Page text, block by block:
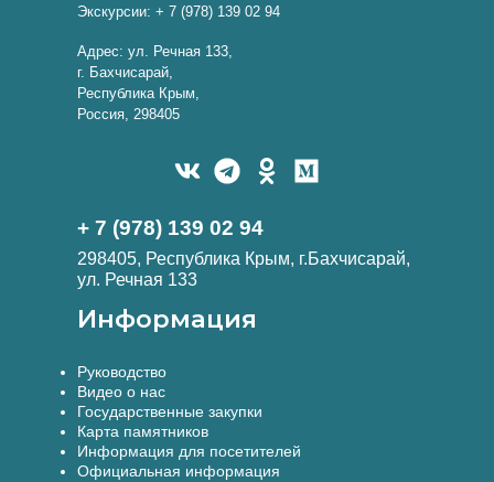
Экскурсии: + 7 (978) 139 02 94
Адрес: ул. Речная 133,
г. Бахчисарай,
Республика Крым,
Россия, 298405
+ 7 (978) 139 02 94
298405, Республика Крым, г.Бахчисарай,
ул. Речная 133
Информация
Руководство
Видео о нас
Государственные закупки
Карта памятников
Информация для посетителей
Официальная информация